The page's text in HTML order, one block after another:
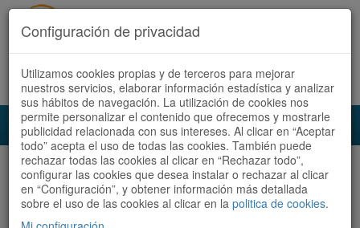
Acceder Registrate ahora Español | Català
Audioruta Todas las rutas
Todas las rutas Ordenar por:Más recientes
Configuración de privacidad
Utilizamos cookies propias y de terceros para mejorar
nuestros servicios, elaborar información estadística y analizar
sus hábitos de navegación. La utilización de cookies nos
permite personalizar el contenido que ofrecemos y mostrarle
publicidad relacionada con sus intereses. Al clicar en “Aceptar
todo” acepta el uso de todas las cookies. También puede
rechazar todas las cookies al clicar en “Rechazar todo”,
configurar las cookies que desea instalar o rechazar al clicar
en “Configuración”, y obtener información más detallada
sobre el uso de las cookies al clicar en la politica de cookies.